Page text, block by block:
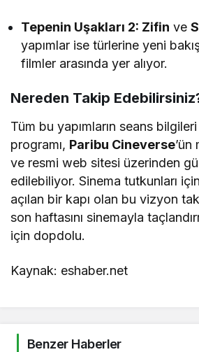
Tepenin Uşakları 2: Zifin ve
yapımlar ise türlerine yeni
filmler arasında yer alıyor.
Nereden Takip
Tüm bu yapımların seans
programı, Paribu Cineverse’ün
ve resmi web sitesi üzerinden
edilebiliyor. Sinema tutkunları
açılan bir kapı olan bu vizyon
son haftasını sinemayla
için dopdolu.
Kaynak: eshaber.net
Benzer Haberler